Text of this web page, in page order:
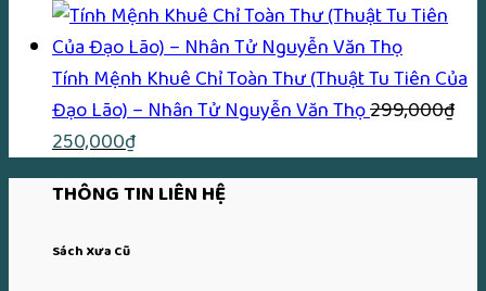
gốc
là:
200,000₫.
hiện
tại
là:
170,000₫.
Tính Mệnh Khuê Chỉ Toàn Thư (Thuật Tu Tiên Của
Đạo Lão) – Nhân Tử Nguyễn Văn Thọ299,000₫
Giá
gốc
là:
250,000₫Giá
hiện
tại
THÔNG TIN LIÊN HỆ
Sách Xưa Cũ